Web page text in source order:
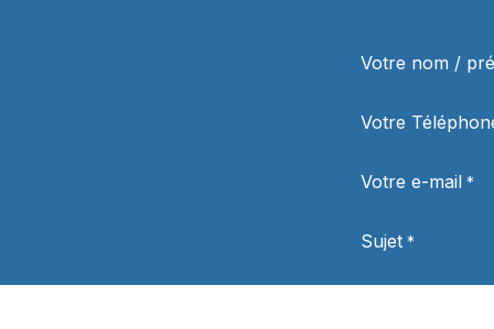
Votre nom /
Votre
Votre e-mail *
Sujet *